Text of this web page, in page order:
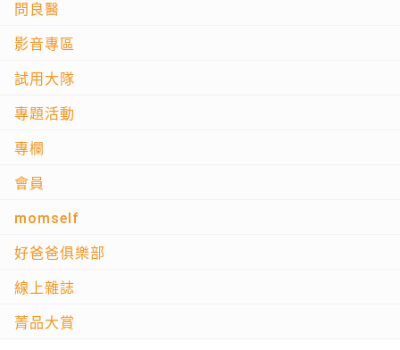
問良醫
影音專區
試用大隊
專題活動
專欄
會員
momself
好爸爸俱樂部
線上雜誌
菁品大賞